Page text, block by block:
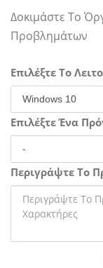
Δοκιμάστε Το
Προβλημάτων
Επιλέξτε Το
Επιλέξτε Ένα
Περιγράψτε Το